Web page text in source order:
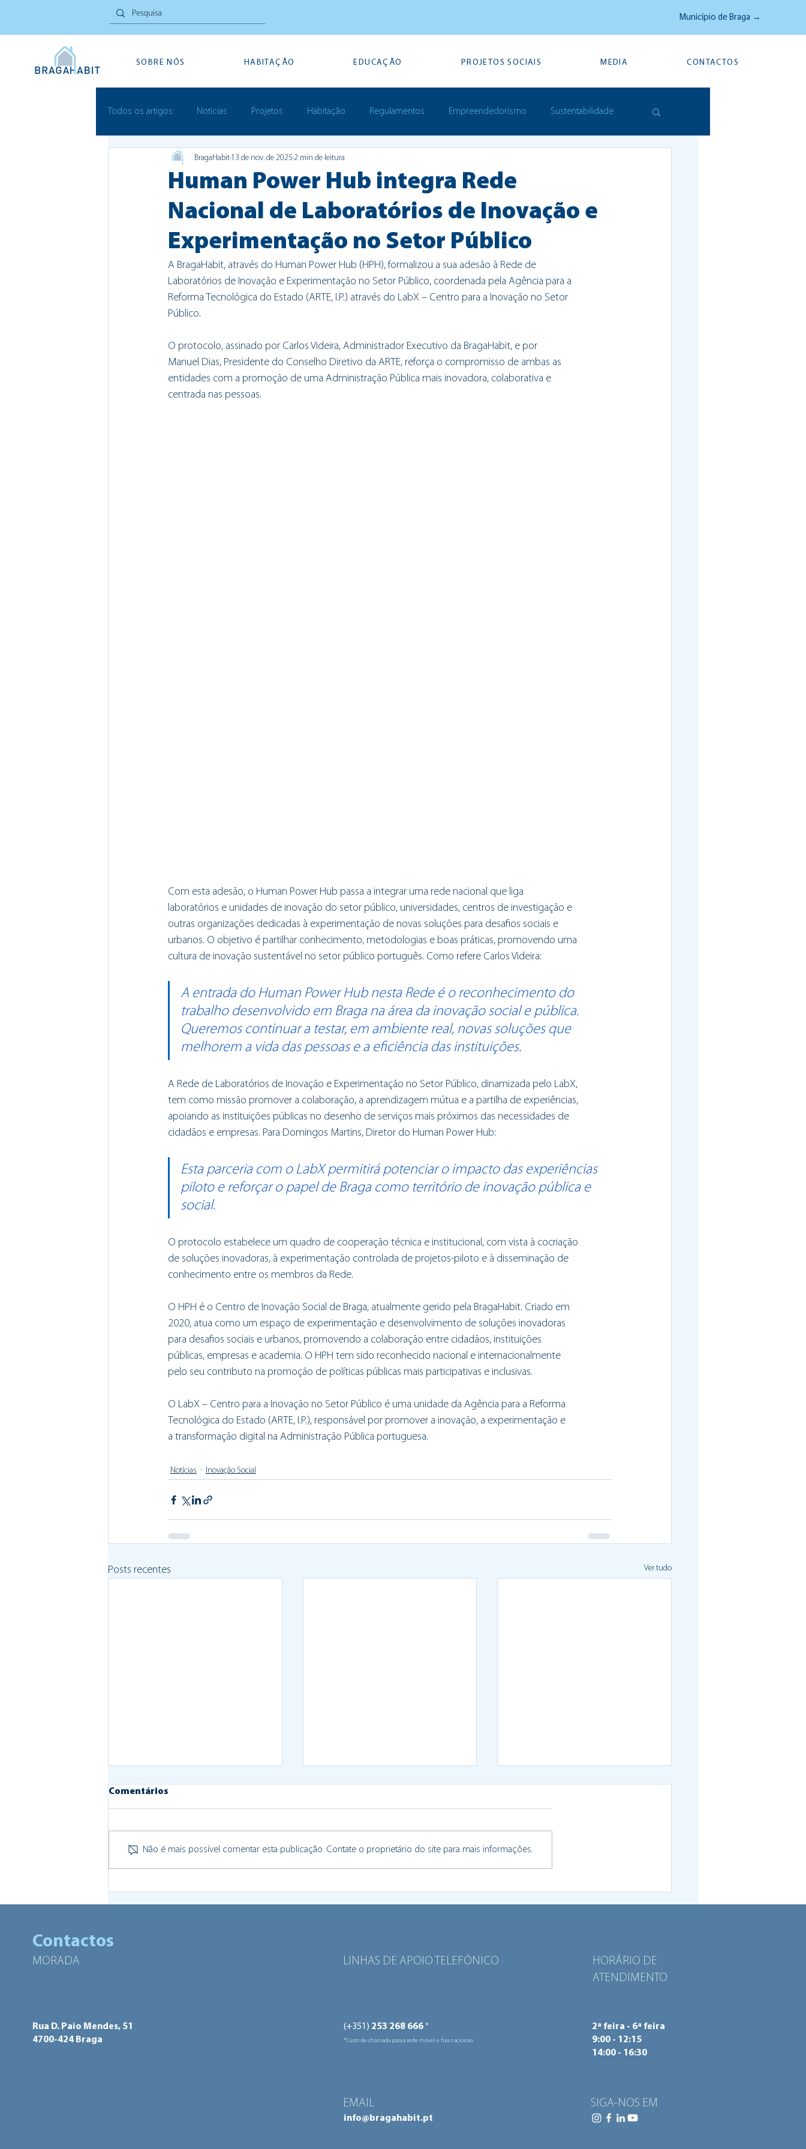
Município de Braga →
SOBRE NÓS HABITAÇÃO EDUCAÇÃO PROJETOS SOCIAIS MEDIA CONTACTOS
Todos os artigos Notícias Projetos Habitação Regulamentos Empreendedorismo Sustentabilidade
Inovação Social Festivais Prémios
Human Power Hub integra Rede
Nacional de Laboratórios de Inovação e
Experimentação no Setor Público
BragaHabit 13 de nov. de 2025 2 min de leitura
A BragaHabit, através do Human Power Hub (HPH), formalizou a sua adesão à Rede de
Laboratórios de Inovação e Experimentação no Setor Público, coordenada pela Agência para a
Reforma Tecnológica do Estado (ARTE, I.P.) através do LabX – Centro para a Inovação no Setor
Público.
O protocolo, assinado por Carlos Videira, Administrador Executivo da BragaHabit, e por
Manuel Dias, Presidente do Conselho Diretivo da ARTE, reforça o compromisso de ambas as
entidades com a promoção de uma Administração Pública mais inovadora, colaborativa e
centrada nas pessoas.
Com esta adesão, o Human Power Hub passa a integrar uma rede nacional que liga
laboratórios e unidades de inovação do setor público, universidades, centros de investigação e
outras organizações dedicadas à experimentação de novas soluções para desafios sociais e
urbanos. O objetivo é partilhar conhecimento, metodologias e boas práticas, promovendo uma
cultura de inovação sustentável no setor público português. Como refere Carlos Videira:
A entrada do Human Power Hub nesta Rede é o reconhecimento do
trabalho desenvolvido em Braga na área da inovação social e pública.
Queremos continuar a testar, em ambiente real, novas soluções que
melhorem a vida das pessoas e a eficiência das instituições.
A Rede de Laboratórios de Inovação e Experimentação no Setor Público, dinamizada pelo LabX,
tem como missão promover a colaboração, a aprendizagem mútua e a partilha de experiências,
apoiando as instituições públicas no desenho de serviços mais próximos das necessidades de
cidadãos e empresas. Para Domingos Martins, Diretor do Human Power Hub:
Esta parceria com o LabX permitirá potenciar o impacto das experiências
piloto e reforçar o papel de Braga como território de inovação pública e
social.
O protocolo estabelece um quadro de cooperação técnica e institucional, com vista à cocriação
de soluções inovadoras, à experimentação controlada de projetos-piloto e à disseminação de
conhecimento entre os membros da Rede.
O HPH é o Centro de Inovação Social de Braga, atualmente gerido pela BragaHabit. Criado em
2020, atua como um espaço de experimentação e desenvolvimento de soluções inovadoras
para desafios sociais e urbanos, promovendo a colaboração entre cidadãos, instituições
públicas, empresas e academia. O HPH tem sido reconhecido nacional e internacionalmente
pelo seu contributo na promoção de políticas públicas mais participativas e inclusivas.
O LabX – Centro para a Inovação no Setor Público é uma unidade da Agência para a Reforma
Tecnológica do Estado (ARTE, I.P.), responsável por promover a inovação, a experimentação e
a transformação digital na Administração Pública portuguesa.
Notícias Inovação Social
Posts recentes Ver tudo
Comentários
Não é mais possível comentar esta publicação. Contate o proprietário do site para mais informações.
Contactos
MORADA
Rua D. Paio Mendes, 51
4700-424 Braga
LINHAS DE APOIO TELEFÓNICO
(+351) 253 268 666*
*Custo de chamada para a rede móvel e fixa nacionais
EMAIL
info@bragahabit.pt
HORÁRIO DE
ATENDIMENTO
2ª feira - 6ª feira
9:00 - 12:15
14:00 - 16:30
SIGA-NOS EM